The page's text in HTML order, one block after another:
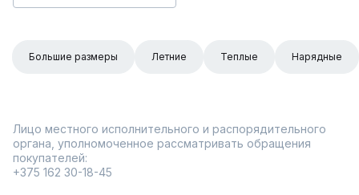
Большие размеры Летние Теплые Нарядные
Лицо местного исполнительного и распорядительного
органа, уполномоченное рассматривать обращения
покупателей:
+375 162 30-18-45